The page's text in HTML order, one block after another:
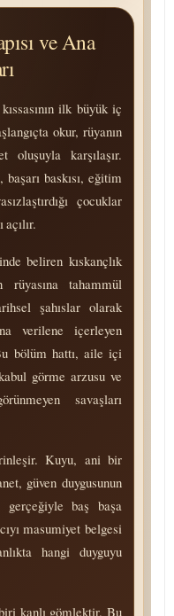
ve Ana
ilk büyük iç
okur, rüyanın
oluşuyla karşılaşır.
baskısı, eğitim
çocuklar
beliren kıskançlık
rüyasına tahammül
şahıslar olarak
verilene içerleyen
bölüm hattı, aile içi
görme arzusu ve
savaşları
Kuyu, ani bir
güven duygusunun
gerçeğiyle baş başa
masumiyet belgesi
hangi duyguyu
kanlı gömlektir. Bu